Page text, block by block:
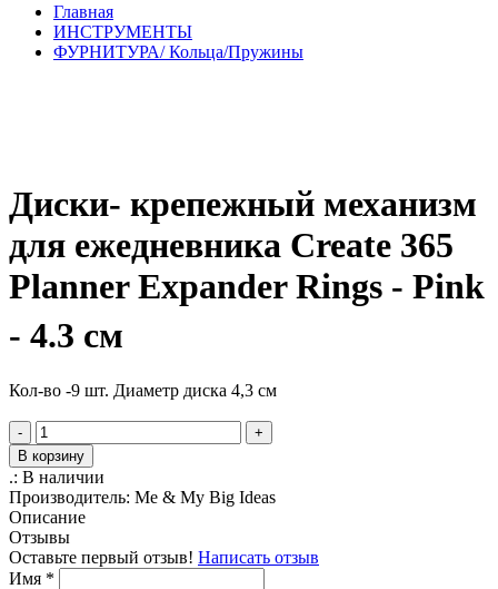
Главная
ИНСТРУМЕНТЫ
ФУРНИТУРА/ Кольца/Пружины
Диски- крепежный механизм
для ежедневника Create 365
Planner Expander Rings - Pink
- 4.3 см
Кол-во -9 шт. Диаметр диска 4,3 см
-
+
В корзину
.: В наличии
Производитель: Me & My Big Ideas
Описание
Отзывы
Оставьте первый отзыв! Написать отзыв
Имя *